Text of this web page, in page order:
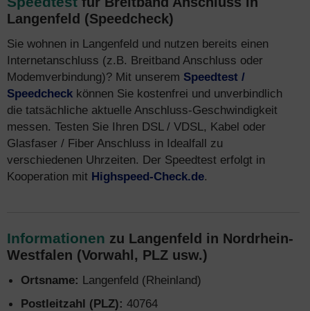
Langenfeld (Speedcheck)
Sie wohnen in Langenfeld und nutzen bereits einen
Internetanschluss (z.B. Breitband Anschluss oder
Modemverbindung)? Mit unserem Speedtest /
Speedcheck können Sie kostenfrei und unverbindlich
die tatsächliche aktuelle Anschluss-Geschwindigkeit
messen. Testen Sie Ihren DSL / VDSL, Kabel oder
Glasfaser / Fiber Anschluss in Idealfall zu
verschiedenen Uhrzeiten. Der Speedtest erfolgt in
Kooperation mit Highspeed-Check.de.
Informationen zu Langenfeld in Nordrhein-
Westfalen (Vorwahl, PLZ usw.)
Ortsname: Langenfeld (Rheinland)
Postleitzahl (PLZ): 40764